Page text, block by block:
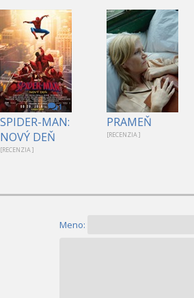
1
SPIDER-MAN:
NOVÝ DEŇ
[RECENZIA ]
PRAMEŇ
[RECENZIA ]
Meno: